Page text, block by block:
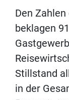
Den
beklagen
Stillstand
in der